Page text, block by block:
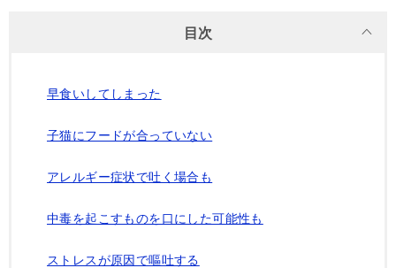
目次
早食いしてしまった
子猫にフードが合っていない
アレルギー症状で吐く場合も
中毒を起こすものを口にした可能性も
ストレスが原因で嘔吐する